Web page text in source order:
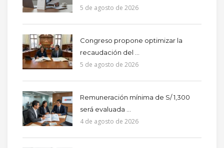
5 de agosto de 2026
Congreso propone optimizar la
recaudación del ...
5 de agosto de 2026
Remuneración mínima de S/ 1,300
será evaluada ...
4 de agosto de 2026